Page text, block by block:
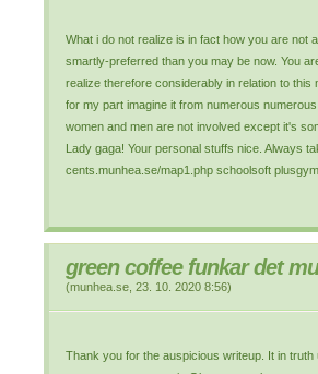
What i do not realize is in fact how you are not
smartly-preferred than you may be now. You
realize therefore considerably in relation to this
for my part imagine it from numerous
women and men are not involved except it's
Lady gaga! Your personal stuffs nice. Always
cents.munhea.se/map1.php schoolsoft
green coffee funkar det
(munhea.se 23. 10. 2020 8:56)
Thank you for the auspicious writeup. It in truth